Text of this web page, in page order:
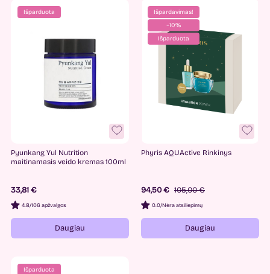
Išparduota
Pyunkang Yul Nutrition
maitinamasis veido kremas 100ml
33,81 €
4.8/106 apžvalgos
Daugiau
Išpardavimas!
−10%
Išparduota
Phyris AQUActive Rinkinys
94,50 € 105,00 €
0.0/Nėra atsiliepimų
Daugiau
Išparduota